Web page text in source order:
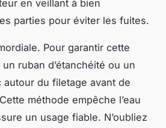
en veillant à bien
parties pour éviter les fuites.
Pour garantir cette
ruban d’étanchéité ou un
du filetage avant de
méthode empêche l’eau
un usage fiable. N’oubliez